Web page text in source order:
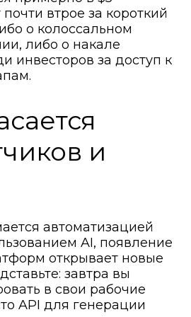
втрое за короткий
о колоссальном
либо о накале
инвесторов за доступ к
и
автоматизацией
AI, появление
открывает новые
завтра вы
в свои рабочие
API для генерации